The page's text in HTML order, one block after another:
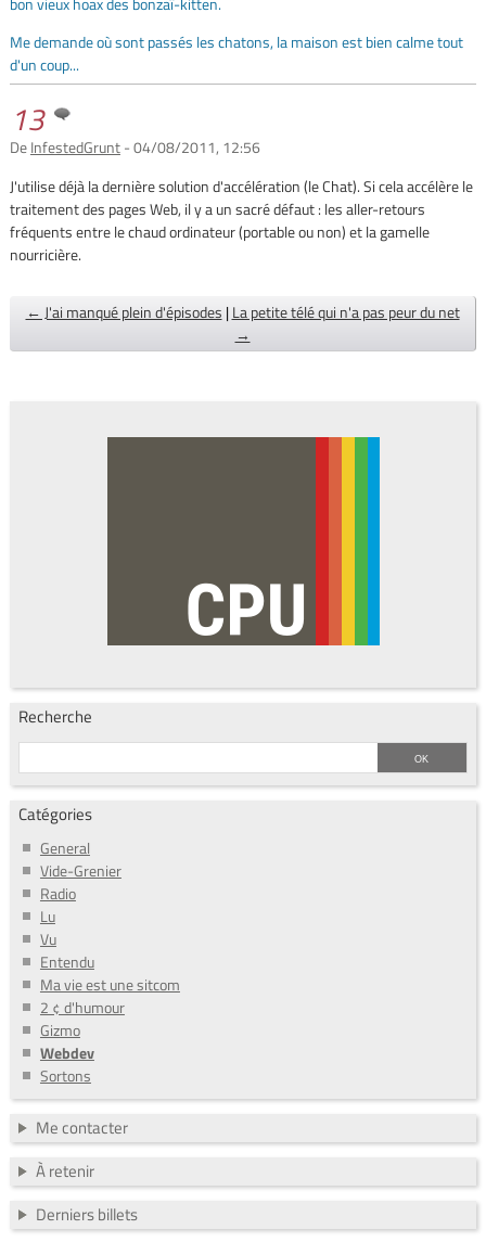
Me demande où sont passés les chatons, la maison est bien calme tout
d'un coup...
13
DeInfestedGrunt- 04/08/2011, 12:56
J'utilise déjà la dernière solution d'accélération (le Chat). Si cela accélère le
traitement des pages Web, il y a un sacré défaut : les aller-retours
fréquents entre le chaud ordinateur (portable ou non) et la gamelle
nourricière.
← J'ai manqué plein d'épisodes | La petite télé qui n'a pas peur du net
→
Recherche
Catégories
General
Vide-Grenier
Radio
Lu
Vu
Entendu
Ma vie est une sitcom
2 ¢ d'humour
Gizmo
Webdev
Sortons
Me contacter
À retenir
Derniers billets